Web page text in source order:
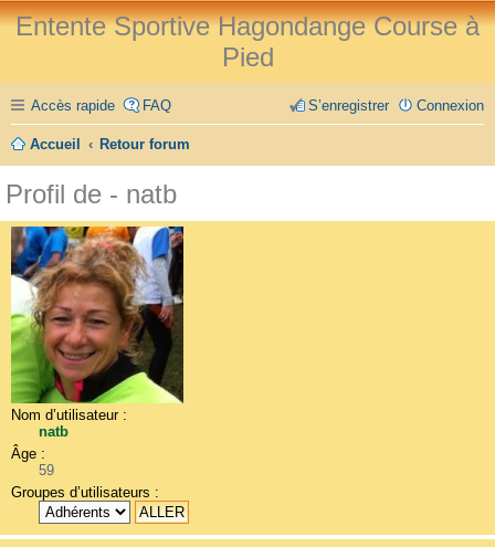
Entente Sportive Hagondange Course à
Pied
Accès rapide FAQ Connexion
S’enregistrer
Accueil Retour forum
Profil de - natb
Nom d’utilisateur :
natb
Âge :
59
Groupes d’utilisateurs :